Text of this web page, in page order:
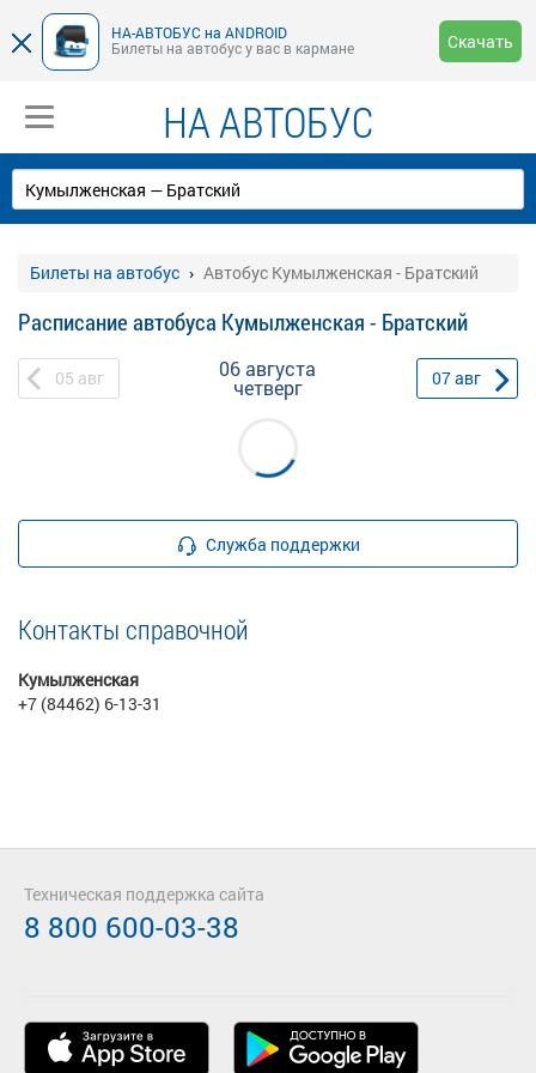
НА-АВТОБУС на ANDROID
Билеты на автобус у вас в кармане
Скачать
НА АВТОБУС
Билеты на автобус Автобус Кумылженская - Братский
Расписание автобуса Кумылженская - Братский
05 авг 06 августа
четверг 07авг
Служба поддержки
Контакты справочной
Кумылженская
+7 (84462) 6-13-31
Техническая поддержка сайта
8 800 600-03-38